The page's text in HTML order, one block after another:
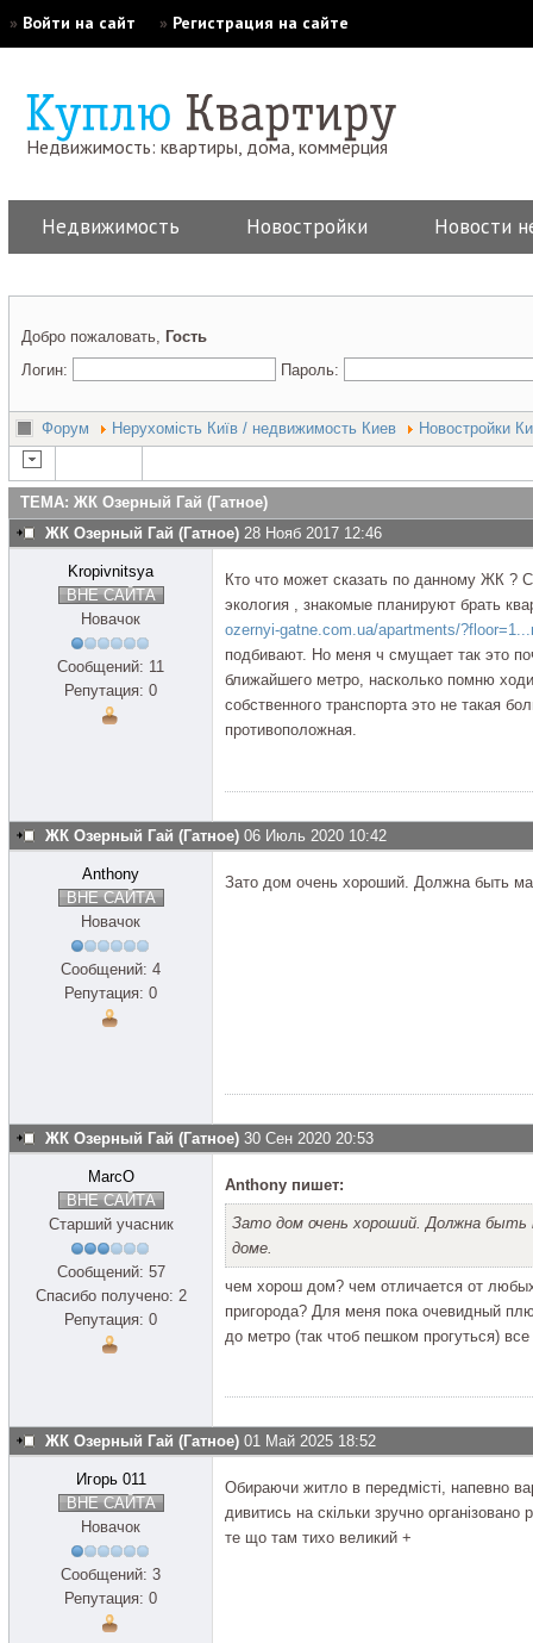
» Войти на сайт » Регистрация на сайте
Недвижимость: квартиры, дома, коммерция
Недвижимость Новостройки Новости
Добро пожаловать, Гость
Логин:
Пароль:
Форум Нерухомість Київ / недвижимость Киев Новостройки
ТЕМА: ЖК Озерный Гай (Гатное)
ЖК Озерный Гай (Гатное) 28 Нояб 2017 12:46
Kropivnitsya
ВНЕ САЙТА
Новачок
Сообщений: 11
Репутация: 0
Кто что может сказать по данному ЖК ?
экология , знакомые планируют брать
ozernyi-gatne.com.ua/apartments/
подбивают. Но меня ч смущает так это
ближайшего метро, насколько помню
собственного транспорта это не такая
противоположная.
ЖК Озерный Гай (Гатное) 06 Июль 2020 10:42
Anthony
ВНЕ САЙТА
Новачок
Сообщений: 4
Репутация: 0
Зато дом очень хороший. Должна быть
ЖК Озерный Гай (Гатное) 30 Сен 2020 20:53
MarcO
ВНЕ САЙТА
Старший учасник
Сообщений: 57
Спасибо получено: 2
Репутация: 0
Anthony пишет:
Зато дом очень хороший. Должна быть
доме.
чем хорош дом? чем отличается от
пригорода? Для меня пока очевидный
до метро (так чтоб пешком прогуться)
ЖК Озерный Гай (Гатное) 01 Май 2025 18:52
Игорь 011
ВНЕ САЙТА
Новачок
Сообщений: 3
Репутация: 0
Обираючи житло в передмісті, напевно
дивитись на скільки зручно
те що там тихо великий +